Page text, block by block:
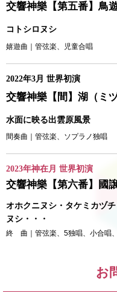
交響神樂【第五番】鳥
コトシロヌシ
嬉遊曲｜管弦楽、児童合唱
2022年3月 世界初演
交響神樂【間】湖（ミヅ
水面に映る出雲原風景
間奏曲｜管弦楽、ソプラノ独唱
2023年神在月 世界初演
交響神樂【第六番】國
オホクニヌシ・タケミカヅ
ヌシ・・・
終 曲｜管弦楽、5独唱、小合唱
お